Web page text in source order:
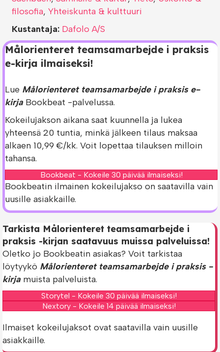
Målorienteret teamsamarbejde i praksis
e-kirja ilmaiseksi!
Lue Målorienteret teamsamarbejde i praksis e-
kirja Bookbeat -palvelussa.
Kokeilujakson aikana saat kuunnella ja lukea
yhteensä 20 tuntia, minkä jälkeen tilaus maksaa
alkaen 10,99 €/kk. Voit lopettaa tilauksen milloin
tahansa.
Bookbeat - Kokeile 30 päivää ilmaiseksi!
Bookbeatin ilmainen kokeilujakso on saatavilla vain
uusille asiakkaille.
filosofia, Yhteiskunta & kulttuuri
Kustantaja: Dafolo A/S
Tarkista Målorienteret teamsamarbejde i
praksis -kirjan saatavuus muissa palveluissa!
Oletko jo Bookbeatin asiakas? Voit tarkistaa
löytyykö Målorienteret teamsamarbejde i praksis -
kirja muista palveluista.
Storytel - Kokeile 30 päivää ilmaiseksi!
Nextory - Kokeile 14 päivää ilmaiseksi!
Ilmaiset kokeilujaksot ovat saatavilla vain uusille
asiakkaille.